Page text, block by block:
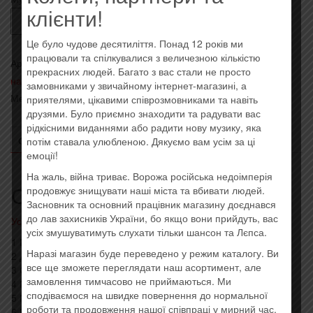
Количество
Капела
Бандуристів
-
Капела
бандуристів
України
Майбороди,
Купить
Артикул:ukrmusic2020-8 Категории:- Народные песни,
народные инструменты, эстрада
Последние поступления
Метка:Ukrainian Records
ОПИСАНИЕ ОТЗЫВЫ (0)
Описание
Усі товари: Капела Бандуристів
1 Гімн України 2:12
2 Думи Мої, Думи Мої 6:30
3 Ой Зійшла Зоря 5:52
4 Гайдамаки 5:00
5 Молітесь, Браття 13:06
клієнти!
Це було чудове десятиліття. Понад 12 років ми
працювали та спілкувалися з величезною кількістю
прекрасних людей. Багато з вас стали не просто
замовниками у звичайному інтернет-магазині, а
приятелями, цікавими співрозмовниками та навіть
друзями. Було приємно знаходити та радувати вас
рідкісними виданнями або радити нову музику, яка
потім ставала улюбленою. Дякуємо вам усім за ці
емоції!
На жаль, війна триває. Ворожа російська недоімперія
продовжує знищувати наші міста та вбивати людей.
Засновник та основний працівник магазину доєднався
до лав захисників України, бо якщо вони прийдуть, вас
усіх змушуватимуть слухати тільки шансон та Лєпса.
Наразі магазин буде переведено у режим каталогу. Ви
все ще зможете переглядати наш асортимент, але
замовлення тимчасово не приймаються. Ми
сподіваємося на швидке повернення до нормальної
роботи та продовження нашої співпраці у мирний час.